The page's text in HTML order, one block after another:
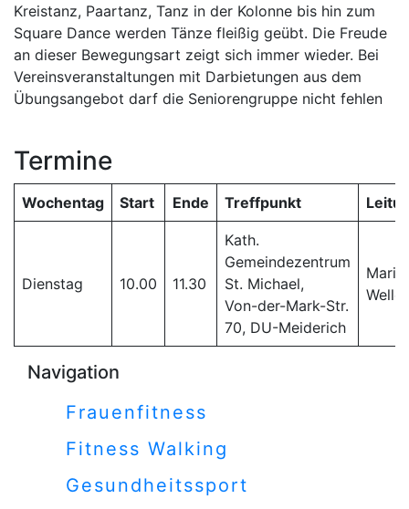
Kreistanz, Paartanz, Tanz in der Kolonne bis hin zum
Square Dance werden Tänze fleißig geübt. Die Freude
an dieser Bewegungsart zeigt sich immer wieder. Bei
Vereinsveranstaltungen mit Darbietungen aus dem
Übungsangebot darf die Seniorengruppe nicht fehlen
Termine
Wochentag Start Ende Treffpunkt
Dienstag 10.00 11.30
Kath.
Gemeindezentrum
St. Michael,
Von-der-Mark-Str.
70, DU-Meiderich
Weller
Navigation
Frauenfitness
Fitness Walking
Gesundheitssport